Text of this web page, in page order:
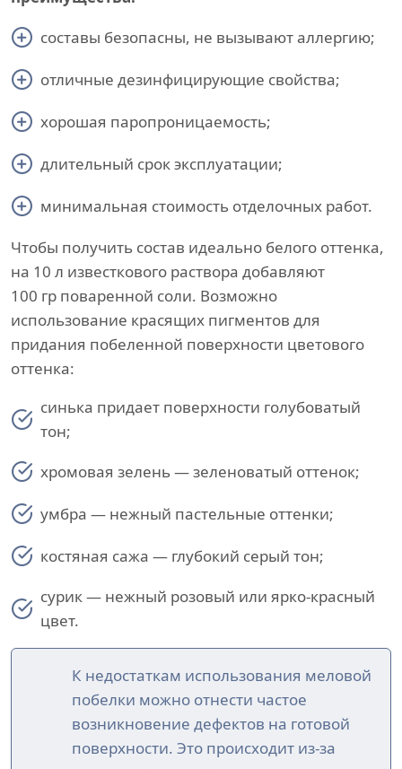
составы безопасны, не вызывают аллергию;
отличные дезинфицирующие свойства;
хорошая паропроницаемость;
длительный срок эксплуатации;
минимальная стоимость отделочных работ.
Чтобы получить состав идеально белого оттенка,
на 10 л известкового раствора добавляют
100 гр поваренной соли. Возможно
использование красящих пигментов для
придания побеленной поверхности цветового
оттенка:
синька придает поверхности голубоватый
тон;
хромовая зелень — зеленоватый оттенок;
умбра — нежный пастельные оттенки;
костяная сажа — глубокий серый тон;
сурик — нежный розовый или ярко-красный
цвет.
К недостаткам использования меловой
побелки можно отнести частое
возникновение дефектов на готовой
поверхности. Это происходит из-за